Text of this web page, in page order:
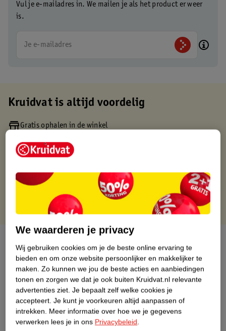
Vul je e-mailadres in. We mailen je als het product er weer
is.
Je e-mailadres
Kruidvat is altijd voordelig
Gratis ophalen in de winkel
Gratis thuisbezorgd vanaf 50.00
Gratis punten met je Kruidvat kaart
Productinformatie
Etiketinformatie
Nature Impact Score
We waarderen je privacy
Wij gebruiken cookies om je de beste online ervaring te
bieden en om onze website persoonlijker en makkelijker te
maken. Zo kunnen we jou de beste acties en aanbiedingen
tonen en zorgen we dat je ook buiten Kruidvat.nl relevante
advertenties ziet. Je bepaalt zelf welke cookies je
accepteert. Je kunt je voorkeuren altijd aanpassen of
intrekken. Meer informatie over hoe we je gegevens
verwerken lees je in ons Privacybeleid.